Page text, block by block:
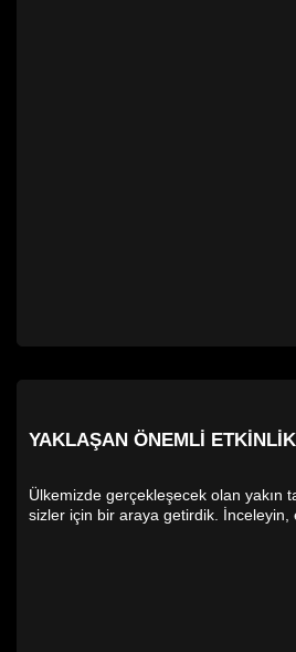
YAKLAŞAN ÖNEMLI
Ülkemizde gerçekleşecek olan yakın
sizler için bir araya getirdik. İnceleyin,